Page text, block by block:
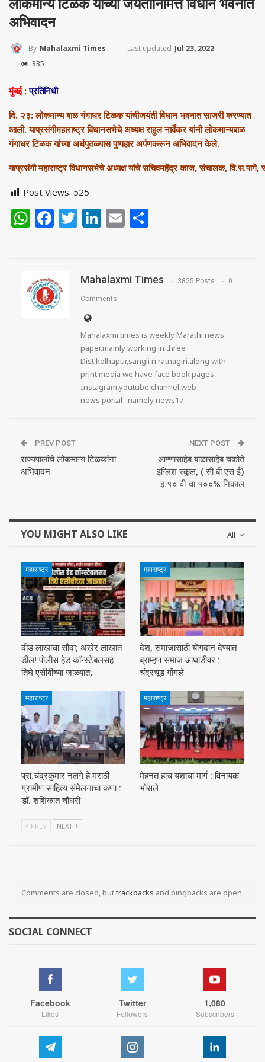
लोकमान्य टिळक यांच्या जयंतीनिमित्त विधान भवनात
अभिवादन
By Mahalaxmi Times Last updated Jul 23, 2022
335
मुंबई:प्रतिनिधी
दि. २३: लोकमान्य बाळ गंगाधर टिळक यांचीजयंती विधान भवनात साजरी करण्यात
आली. याप्रसंगीमहाराष्ट्र विधानसभेचे अध्यक्ष राहुल नार्वेकर यांनी लोकमान्यबाळ
गंगाधर टिळक यांच्या अर्धपुतळ्यास पुष्पहार अर्पणकरून अभिवादन केले.
याप्रसंगी महाराष्ट्र विधानसभेचे अध्यक्ष यांचे सचिवमहेंद्र काज, संचालक,
Post Views: 525
WhatsApp
Facebook
Twitter
LinkedIn
Email
Mahalaxmi Times 3825 Posts 0
Comments
Mahalaxmi times is weekly Marathi news
paper.mainly working in three
Dist.kolhapur,sangli n ratnagiri.along with
print media we have face book pages,
Instagram,youtube channel,web
news portal . namely news17 .
PREV POST
राज्यपालांचे लोकमान्य टिळकांना
अभिवादन
NEXT POST
आण्णासाहेब बाळासाहेब चकोते
इंग्लिश स्कूल, ( सी बी एस ई)
इ.१० वी चा १००% निकाल
All
YOU MIGHT ALSO LIKE
महाराष्ट्र
दीड लाखांचा सौदा; अखेर लाखात
डील! पोलीस हेड कॉन्स्टेबलसह
तिघे एसीबीच्या जाळ्यात;
महाराष्ट्र
देश, समाजासाठी याेगदान देण्यात
ब्राम्हण समाज आघाडीवर :
चंद्रचूड गाेंगले
महाराष्ट्र
प्रा.चंद्रकुमार नलगे हे मराठी
ग्रामीण साहित्य संमेलनाचा कणा :
डॉ. शशिकांत चौधरी
महाराष्ट्र
मेहनत हाच यशाचा मार्ग : विनायक
भोसले
PREV NEXT
Comments are closed, buttrackbacks and pingbacks are open.
SOCIAL CONNECT
Facebook
Likes
Twitter
Followers
1,080
Subscribers